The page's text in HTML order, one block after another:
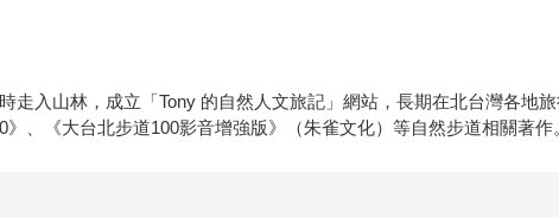
走入山林，成立「Tony 的自然人文旅記」網站，長期在北台灣各地
、《大台北步道100影音增強版》（朱雀文化）等自然步道相關著作